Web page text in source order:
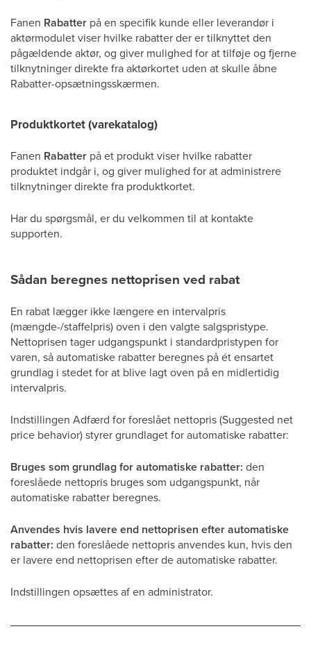
Fanen Rabatter på en specifik kunde eller leverandør i
aktørmodulet viser hvilke rabatter der er tilknyttet den
pågældende aktør, og giver mulighed for at tilføje og fjerne
tilknytninger direkte fra aktørkortet uden at skulle åbne
Rabatter-opsætningsskærmen.
Produktkortet (varekatalog)
Fanen Rabatter på et produkt viser hvilke rabatter
produktet indgår i, og giver mulighed for at administrere
tilknytninger direkte fra produktkortet.
Har du spørgsmål, er du velkommen til at kontakte
supporten.
Sådan beregnes nettoprisen ved rabat
En rabat lægger ikke længere en intervalpris
(mængde-/staffelpris) oven i den valgte salgspristype.
Nettoprisen tager udgangspunkt i standardpristypen for
varen, så automatiske rabatter beregnes på ét ensartet
grundlag i stedet for at blive lagt oven på en midlertidig
intervalpris.
Indstillingen Adfærd for foreslået nettopris (Suggested net
price behavior) styrer grundlaget for automatiske rabatter:
Bruges som grundlag for automatiske rabatter: den
foreslåede nettopris bruges som udgangspunkt, når
automatiske rabatter beregnes.
Anvendes hvis lavere end nettoprisen efter automatiske
rabatter: den foreslåede nettopris anvendes kun, hvis den
er lavere end nettoprisen efter de automatiske rabatter.
Indstillingen opsættes af en administrator.